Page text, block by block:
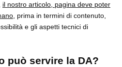
il nostro articolo, pagina deve poter
, prima in termini di contenuto,
e gli aspetti tecnici di
può servire la DA?